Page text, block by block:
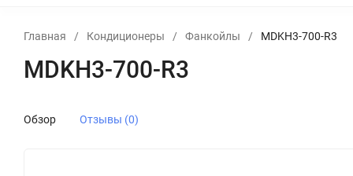
Главная / Кондиционеры / Фанкойлы / MDKH3-700-R3
MDKH3-700-R3
Обзор Отзывы (0)